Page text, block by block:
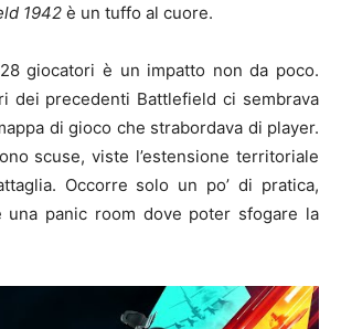
1942 è un tuffo al cuore.
giocatori è un impatto non da poco.
dei precedenti Battlefield ci sembrava
di gioco che strabordava di player.
scuse, viste l’estensione territoriale
Occorre solo un po’ di pratica,
una panic room dove poter sfogare la